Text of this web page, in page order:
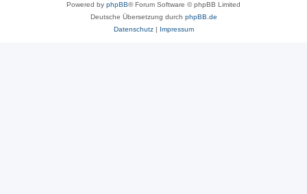
Powered by phpBB® Forum Software © phpBB Limited
Deutsche Übersetzung durch phpBB.de
Datenschutz| Impressum